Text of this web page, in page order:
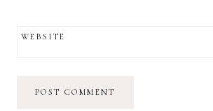
WEBSITE